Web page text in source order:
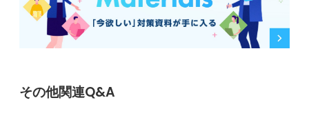
その他関連Q&A